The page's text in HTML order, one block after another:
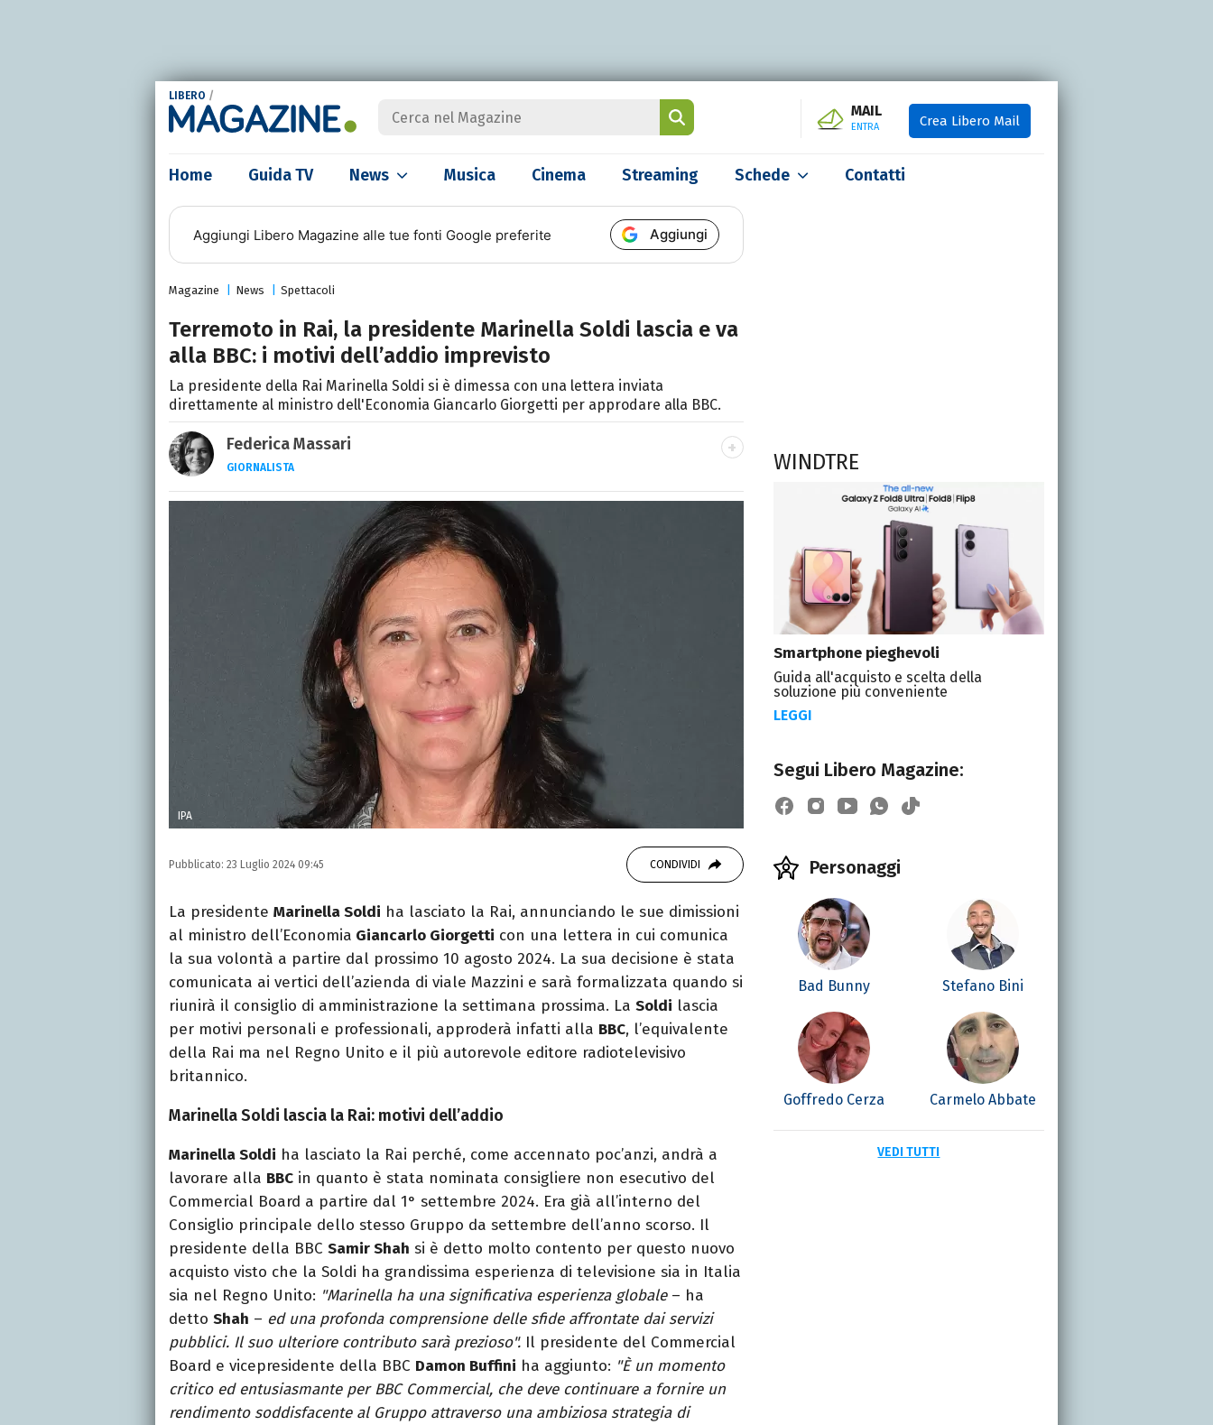
LIBERO /
MAIL
ENTRA Crea Libero Mail
Home Guida TV News Musica Cinema Streaming Schede Contatti
Aggiungi Libero Magazine alle tue fonti Google preferite Aggiungi
Magazine News Spettacoli
Terremoto in Rai, la presidente Marinella Soldi lascia e va
alla BBC: i motivi dell’addio imprevisto
La presidente della Rai Marinella Soldi si è dimessa con una lettera inviata
direttamente al ministro dell'Economia Giancarlo Giorgetti per approdare alla BBC.
Federica Massari
GIORNALISTA
LINKEDIN
INSTAGRAM FACEBOOK
Giornalista nata nella città di Parthenope, si definisce "madriletana".
Da anni scrive (per un numero imprecisato di testate) di spettacoli e
musica, TV e calcio.
IPA
Pubblicato: 23 Luglio 2024 09:45 CONDIVIDI
La presidente Marinella Soldi ha lasciato la Rai, annunciando le sue dimissioni
al ministro dell’Economia Giancarlo Giorgetti con una lettera in cui comunica
la sua volontà a partire dal prossimo 10 agosto 2024. La sua decisione è stata
comunicata ai vertici dell’azienda di viale Mazzini e sarà formalizzata quando si
riunirà il consiglio di amministrazione la settimana prossima. La Soldi lascia
per motivi personali e professionali, approderà infatti alla BBC, l’equivalente
della Rai ma nel Regno Unito e il più autorevole editore radiotelevisivo
britannico.
Marinella Soldi lascia la Rai: motivi dell’addio
Marinella Soldi ha lasciato la Rai perché, come accennato poc’anzi, andrà a
lavorare alla BBC in quanto è stata nominata consigliere non esecutivo del
Commercial Board a partire dal 1° settembre 2024. Era già all’interno del
Consiglio principale dello stesso Gruppo da settembre dell’anno scorso. Il
presidente della BBC Samir Shah si è detto molto contento per questo nuovo
acquisto visto che la Soldi ha grandissima esperienza di televisione sia in Italia
sia nel Regno Unito: "Marinella ha una significativa esperienza globale – ha
detto Shah – ed una profonda comprensione delle sfide affrontate dai servizi
pubblici. Il suo ulteriore contributo sarà prezioso". Il presidente del Commercial
Board e vicepresidente della BBC Damon Buffini ha aggiunto: "È un momento
critico ed entusiasmante per BBC Commercial, che deve continuare a fornire un
rendimento soddisfacente al Gruppo attraverso una ambiziosa strategia di
WINDTRE
Smartphone pieghevoli
Guida all'acquisto e scelta della
soluzione più conveniente
LEGGI
Segui Libero Magazine:
Personaggi
Bad Bunny Stefano Bini
Goffredo Cerza Carmelo Abbate
VEDI TUTTI